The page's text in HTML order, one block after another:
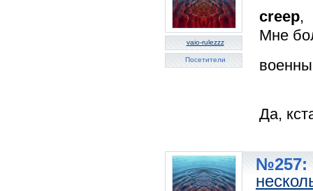
vaio-rulezzz
Посетители
creep,
Мне
Да,
№257: